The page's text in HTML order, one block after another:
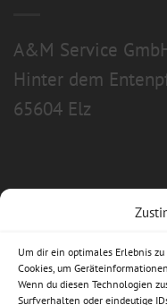
Um dir ein optimales Erlebnis
Cookies, um
Wenn du diesen Technologien
Surfverhalten oder eindeutige
A&M Service
Hinter dem
65604 Elz
Allgemeine
Impressum